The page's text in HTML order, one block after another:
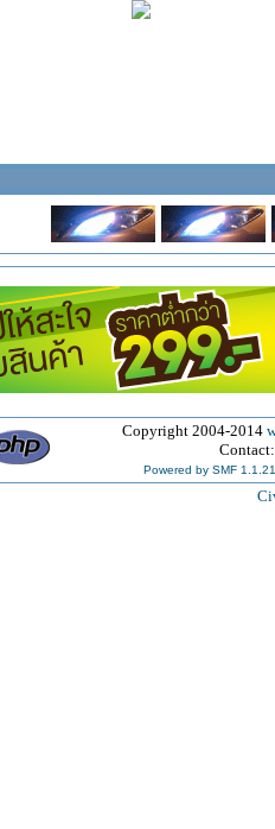
Copyright 2004-2014
Powered by SMF 1.1.21